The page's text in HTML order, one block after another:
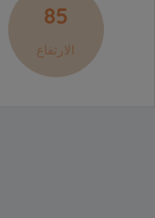
85
الارتفاع